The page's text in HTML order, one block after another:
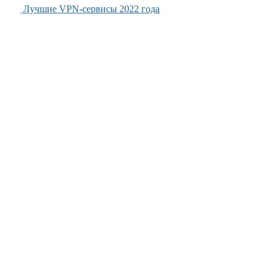
Лучшие VPN-сервисы 2022 года